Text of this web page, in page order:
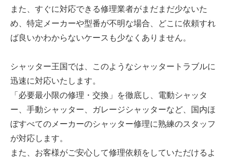
また、すぐに対応できる修理業者がまだまだ少ないた
め、特定メーカーや型番が不明な場合、どこに依頼すれ
ば良いかわからないケースも少なくありません。
シャッター王国では、このようなシャッタートラブルに
迅速に対応いたします。
「必要最小限の修理・交換」を徹底し、電動シャッタ
ー、手動シャッター、ガレージシャッターなど、国内ほ
ぼすべてのメーカーのシャッター修理に熟練のスタッフ
が対応します。
また、お客様がご安心して修理依頼をしていただけるよ